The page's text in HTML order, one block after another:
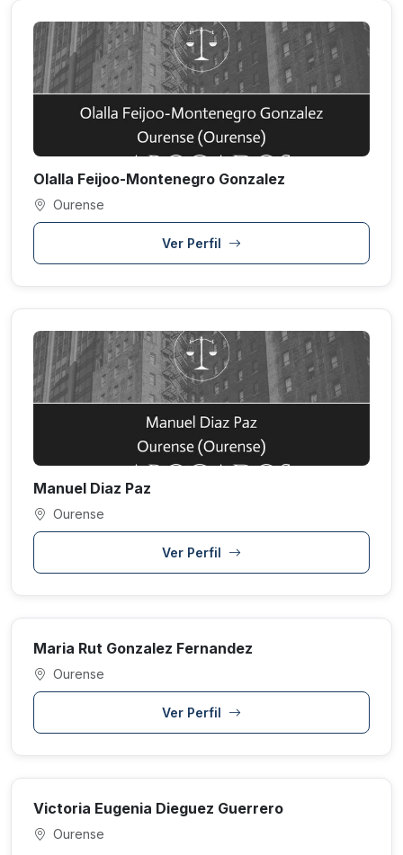
Olalla Feijoo-Montenegro Gonzalez
Ourense
Ver Perfil
Manuel Diaz Paz
Ourense
Ver Perfil
Maria Rut Gonzalez Fernandez
Ourense
Ver Perfil
Victoria Eugenia Dieguez Guerrero
Ourense